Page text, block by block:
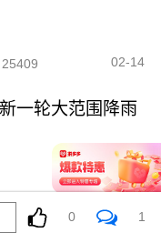
25409 02-14
一轮大范围降雨
21737
0 1